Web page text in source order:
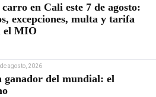
en Cali este 7 de agosto:
excepciones, multa y tarifa
el MIO
agosto, 2026
ganador del mundial: el